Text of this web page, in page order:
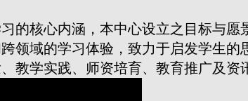
的核心内涵，本中心设立之目标与愿
领域的学习体验，致力于启发学生的
教学实践、师资培育、教育推广及资